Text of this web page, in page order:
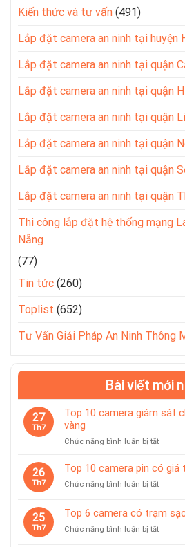
Kiến thức và tư vấn (491)
Lắp đặt camera an ninh tại huyện
Lắp đặt camera an ninh tại quận
Lắp đặt camera an ninh tại quận
Lắp đặt camera an ninh tại quận
Lắp đặt camera an ninh tại quận
Lắp đặt camera an ninh tại quận
Lắp đặt camera an ninh tại quận
Thi công lắp đặt hệ thống mạng
Nẵng
(77)
Tin tức (260)
Toplist (652)
Tư Vấn Giải Pháp An Ninh Thông
Bài viết mới
27
Th7
Top 10 camera giám sát
vàng
Chức năng bình luận bị tắtở
10
camera
giám
chuyên
26
Th7
Top 10 camera pin có
Chức năng bình luận bị tắtở
camera
pin
25
Th7
Top 6 camera có trạm
Chức năng bình luận bị tắtở